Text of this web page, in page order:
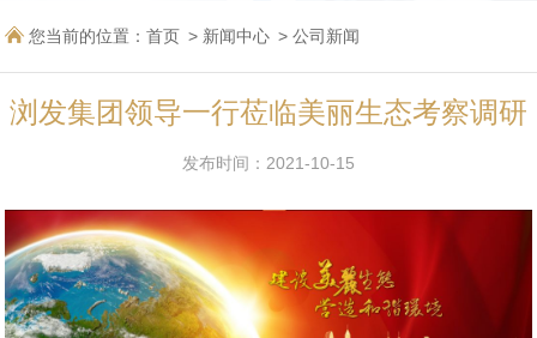
您当前的位置：首页 新闻中心 公司新闻
浏发集团领导一行莅临美丽生态考察调研
发布时间：2021-10-15